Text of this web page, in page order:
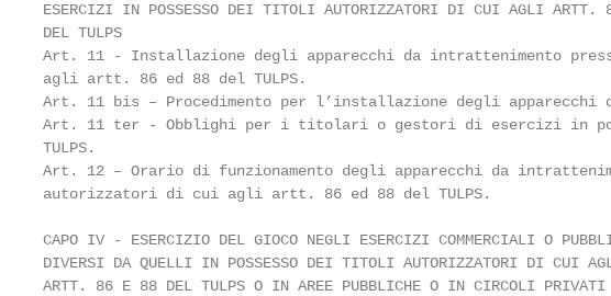
ESERCIZI IN POSSESSO DEI TITOLI AUTORIZZATORI DI CUI AGLI ARTT.
DEL TULPS
Art. 11 - Installazione degli apparecchi da intrattenimento
agli artt. 86 ed 88 del TULPS.
Art. 11 bis – Procedimento per l’installazione degli
Art. 11 ter - Obblighi per i titolari o gestori di esercizi in
TULPS.
Art. 12 – Orario di funzionamento degli apparecchi da
autorizzatori di cui agli artt. 86 ed 88 del TULPS.
CAPO IV - ESERCIZIO DEL GIOCO NEGLI ESERCIZI COMMERCIALI O
DIVERSI DA QUELLI IN POSSESSO DEI TITOLI AUTORIZZATORI DI CUI
ARTT. 86 E 88 DEL TULPS O IN AREE PUBBLICHE O IN CIRCOLI